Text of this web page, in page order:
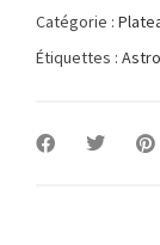
Catégorie :
Étiquettes :